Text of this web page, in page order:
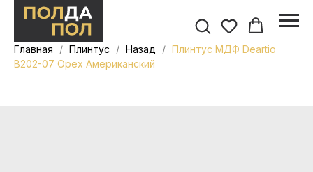
Главная Плинтус Назад
Плинтус МДФ Deartio
B202-07 Орех Американский